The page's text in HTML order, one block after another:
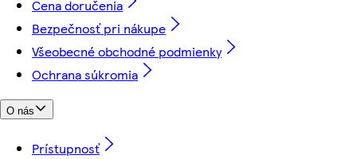
Cena doručenia
Bezpečnosť pri nákupe
Všeobecné obchodné podmienky
Ochrana súkromia
O nás
Prístupnosť